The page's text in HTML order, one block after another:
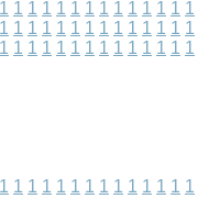
1 1 1 1 1 1 1 1 1 1 1 1 1 1
1 1 1 1 1 1 1 1 1 1 1 1 1 1
1 1 1 1 1 1 1 1 1 1 1 1 1 1
1 1 1 1 1 1 1 1 1 1 1 1 1 1